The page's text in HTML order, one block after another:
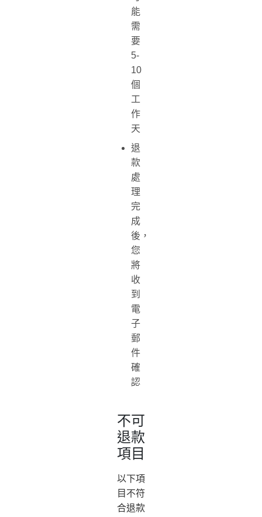
能
需
要
5-
10
個
工
作
天
退
款
處
理
完
成
後，
您
將
收
到
電
子
郵
件
確
認
不可
退款
項目
以下項
目不符
合退款